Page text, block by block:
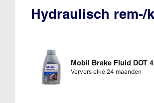
Hydraulisch rem-/
Mobil Brake Fluid DOT
Ververs elke 24 maanden